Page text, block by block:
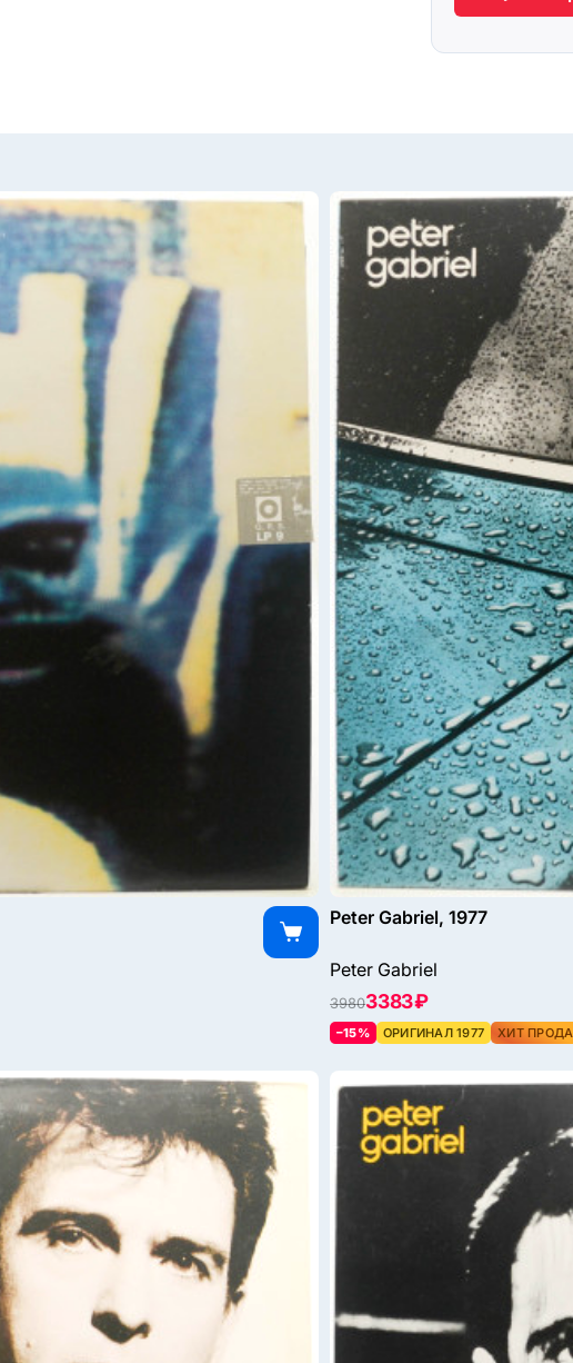
Peter Gabriel, 1977
Peter Gabriel
39803383 ₽
–15% ОРИГИНАЛ 1977 ХИТ